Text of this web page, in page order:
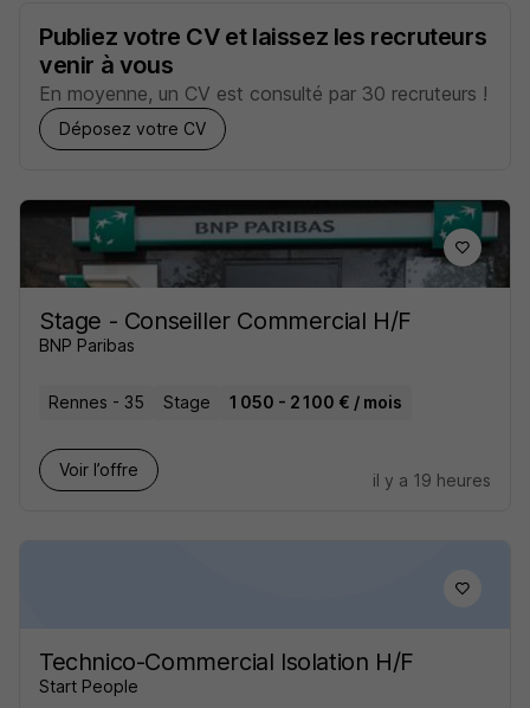
Publiez votre CV et laissez les recruteurs
venir à vous
En moyenne, un CV est consulté par 30 recruteurs !
Déposez votre CV
Stage - Conseiller Commercial H/F
BNP Paribas
Rennes - 35 Stage 1 050 - 2 100 € / mois
Voir l’offre
il y a 19 heures
Technico-Commercial Isolation H/F
Start People